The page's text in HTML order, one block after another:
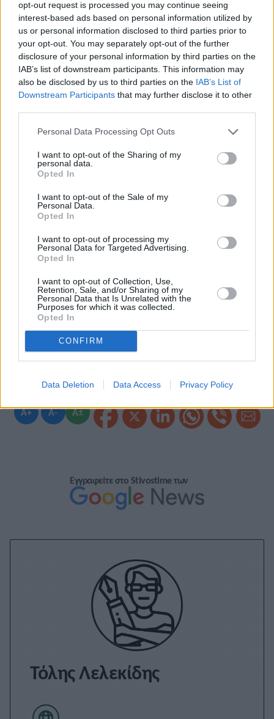
opt-out request is processed you may continue seeing
interest-based ads based on personal information utilized by
us or personal information disclosed to third parties prior to
your opt-out. You may separately opt-out of the further
disclosure of your personal information by third parties on the
IAB’s list of downstream participants. This information may
also be disclosed by us to third parties on the IAB’s List of
Downstream Participants that may further disclose it to other
Personal Data Processing Opt Outs
I want to opt-out of the Sharing of my
personal data.
Opted In
I want to opt-out of the Sale of my
Personal Data.
Opted In
I want to opt-out of processing my
Personal Data for Targeted Advertising.
Opted In
I want to opt-out of Collection, Use,
Retention, Sale, and/or Sharing of my
Personal Data that Is Unrelated with the
Purposes for which it was collected.
Opted In
CONFIRM
Data Deletion Data Access Privacy Policy
A+ A- A±
ΝΑΝΙΟΝΤΟ:Η Γουίνι Νανιόντοθα είναι η 13ηαθλήτρια
στον τελικό στα 1.500μ. μετά τη σύγκρουσή της με την
ΙταλίδαΓκάια Σαμπατίνιστα ημιτελικά στα 1.500μ. Η
δρομέας από την Ουγκάντα σπρώχτηκε και έπεσε, αλλά
προκρίθηκε, ενώ η Ιταλίδα αποκλείστηκε.
ΝΚΕΤΙΑ:ΟΓκους Νκέτιαείχε τρέξει τα 100μ. σε 10.11
στους Αγώνες Κοινοπολιτείας το 1994 στη Βικτόρια. Ο
στα 100μ. 28 χρόνια μετά, παίρνοντας το ρεκόρ της
οικογένειας!
ΧΑΣΑΝ:«Έκανα ένα μεγάλο διάλειμμα για σχεδόν 8
μήνες και μετά άρχισα να τρέχω ξανά. Η θέση μου ήταν
σπριντ στα τελευταία 200 μέτρα και δεν μπόρεσα να
πάρω μετάλλιο, αλλά και πάλι είμαι ευχαριστημένη από
το αποτέλεσμα, γιατί ο στόχος μου δεν ήταν να είμαι σε
καλή κατάσταση φέτος», δήλωσε ηΣιφάν Χασάν. Η
Ολλανδή ολυμπιονίκης ήταν 4ηστα 10.000μ.
Εγγραφείτε στο Stivostime των
Τόλης Λελεκίδης